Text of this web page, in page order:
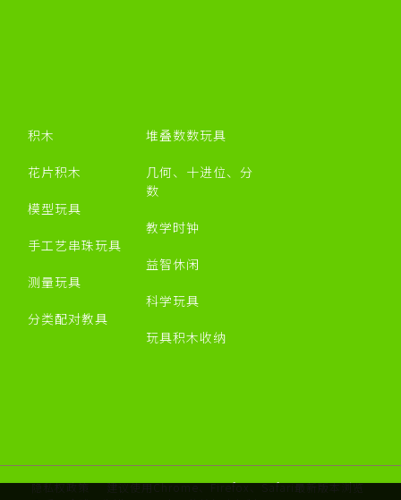
积木
花片积木
模型玩具
手工艺串珠玩具
测量玩具
分类配对教具
堆叠数数玩具
几何、十进位、分
数
教学时钟
益智休闲
科学玩具
玩具积木收纳
隐私权政策
建议使用Chrome、Firefox、Safari最新版本浏览